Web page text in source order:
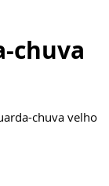
chuva
chuva velho